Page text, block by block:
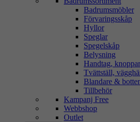
Badrumsmöbler
Förvaringsskåp
Hyllor
Speglar
Spegelskåp
Belysning
Handtag,
Tvättställ,
Blandare &
Tillbehör
Kampanj Free
Webbshop
Outlet